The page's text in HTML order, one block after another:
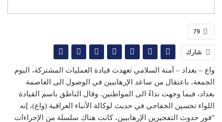
79
شارك
واع – بغداد – آمنة السلامي تعهدت قيادة العمليات المشتركة، اليوم
الجمعة، باعتقال من ساعد الإرهابيين في الوصول الى العاصمة
بغداد، فيما وجهت نداءً الى المواطنين. وقال الناطق باسم القيادة
اللواء تحسين الخفاجي في حديث لوكالة الأنباء العراقية (واع)، إنه
"فور حدوث التفجيرين الإرهابيين، كانت هناك سلسلة من الإجراءات